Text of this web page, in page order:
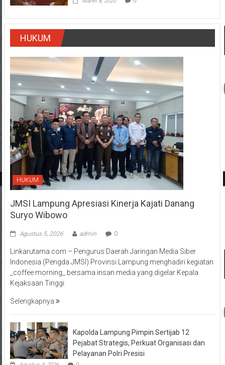
HUKUM
HUKUM
JMSI Lampung Apresiasi Kinerja Kajati Danang
Suryo Wibowo
Agustus 5, 2026 admin 0
Linkarutama.com – Pengurus Daerah Jaringan Media Siber
Indonesia (Pengda JMSI) Provinsi Lampung menghadiri kegiatan
_coffee morning_ bersama insan media yang digelar Kepala
Kejaksaan Tinggi
Selengkapnya
Kapolda Lampung Pimpin Sertijab 12
Pejabat Strategis, Perkuat Organisasi dan
Pelayanan Polri Presisi